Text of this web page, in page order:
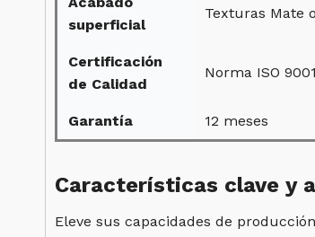
superficial
Texturas Mate
Certificación
de Calidad
Norma ISO 9001
Garantía 12 meses
Características clave y
Eleve sus capacidades de